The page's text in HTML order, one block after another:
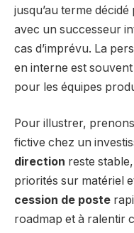
jusqu’au terme
avec un successeur
cas d’imprévu. La
en interne est
pour les équipes
Pour illustrer,
fictive chez un
direction reste
priorités sur matériel
cession de poste
roadmap et à ralentir